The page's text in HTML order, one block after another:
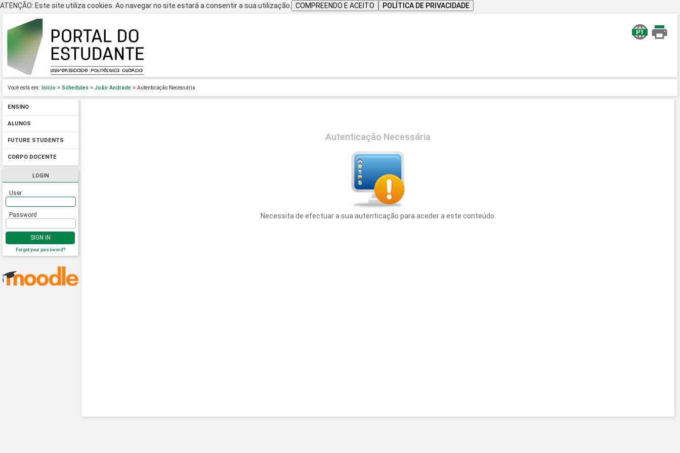
ATENÇÃO: Este site utiliza cookies. Ao navegar no site estará a consentir a sua utilização. COMPREENDO E ACEITO POLÍTICA DE PRIVACIDADE
Você está em: Início > Schedules > João Andrade > Autenticação Necessária
ENSINO
ALUNOS
FUTURE STUDENTS
CORPO DOCENTE
LOGIN
User
Password
SIGN IN
Forgot your password?
Autenticação Necessária
Necessita de efectuar a sua autenticação para aceder a este conteúdo.